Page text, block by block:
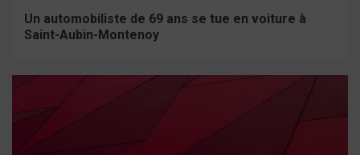
Un automobiliste de 69 ans se tue en voiture à
Saint-Aubin-Montenoy